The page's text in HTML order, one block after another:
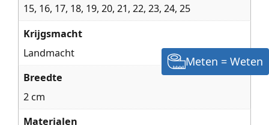
15, 16, 17, 18, 19, 20, 21, 22, 23, 24, 25
Krijgsmacht
Landmacht
Breedte
2 cm
Materialen
Meten = Weten